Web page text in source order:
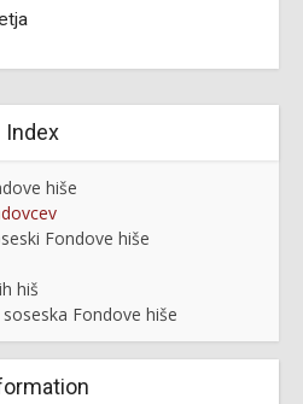
Index
hiše
Fondove hiše
hiš
Fondove hiše